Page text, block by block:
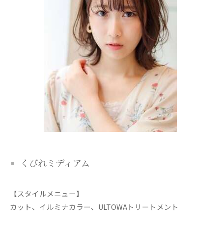
くびれミディアム
【スタイルメニュー】
カット、イルミナカラー、ULTOWAトリートメント